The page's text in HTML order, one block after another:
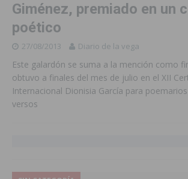
Giménez, premiado en un
poético
27/08/2013 Diario de la vega
Este galardón se suma a la mención como
obtuvo a finales del mes de julio en el XII
Internacional Dionisia García para
versos